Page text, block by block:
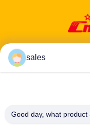
Adres: 601-606,
sales
Good day, what